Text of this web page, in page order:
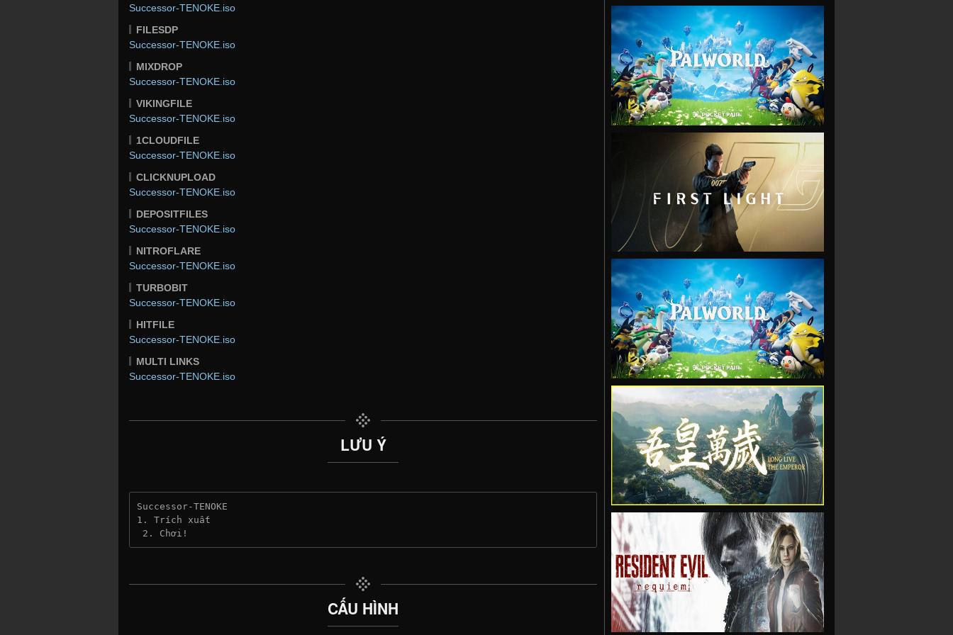
Successor-TENOKE.iso
FILESDP
Successor-TENOKE.iso
MIXDROP
Successor-TENOKE.iso
VIKINGFILE
Successor-TENOKE.iso
1CLOUDFILE
Successor-TENOKE.iso
CLICKNUPLOAD
Successor-TENOKE.iso
DEPOSITFILES
Successor-TENOKE.iso
NITROFLARE
Successor-TENOKE.iso
TURBOBIT
Successor-TENOKE.iso
HITFILE
Successor-TENOKE.iso
MULTI LINKS
Successor-TENOKE.iso
LƯU Ý
Successor-TENOKE
1. Trích xuất
2. Chơi!
CẤU HÌNH
VIEW
VIEW
VIEW
VIEW
VIEW